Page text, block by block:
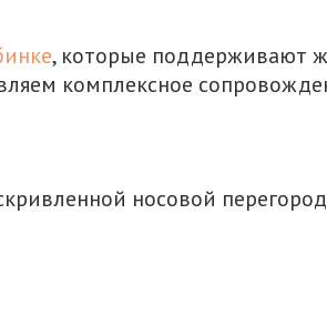
, которые поддерживают
комплексное
носовой